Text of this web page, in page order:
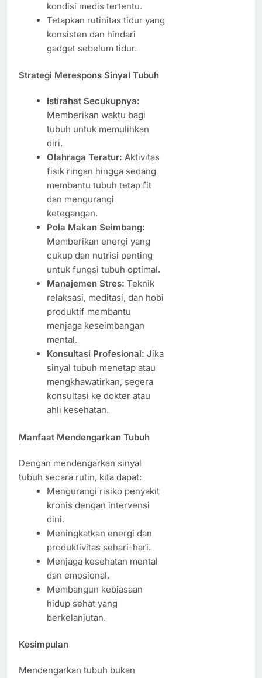
kondisi medis tertentu.
Tetapkan rutinitas tidur yang
konsisten dan hindari
gadget sebelum tidur.
Strategi Merespons Sinyal Tubuh
Istirahat Secukupnya:
Memberikan waktu bagi
tubuh untuk memulihkan
diri.
Olahraga Teratur: Aktivitas
fisik ringan hingga sedang
membantu tubuh tetap fit
dan mengurangi
ketegangan.
Pola Makan Seimbang:
Memberikan energi yang
cukup dan nutrisi penting
untuk fungsi tubuh optimal.
Manajemen Stres: Teknik
relaksasi, meditasi, dan hobi
produktif membantu
menjaga keseimbangan
mental.
Konsultasi Profesional: Jika
sinyal tubuh menetap atau
mengkhawatirkan, segera
konsultasi ke dokter atau
ahli kesehatan.
Manfaat Mendengarkan Tubuh
Dengan mendengarkan sinyal
tubuh secara rutin, kita dapat:
Mengurangi risiko penyakit
kronis dengan intervensi
dini.
Meningkatkan energi dan
produktivitas sehari-hari.
Menjaga kesehatan mental
dan emosional.
Membangun kebiasaan
hidup sehat yang
berkelanjutan.
Kesimpulan
Mendengarkan tubuh bukan